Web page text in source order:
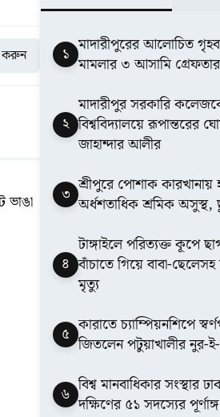
করুন
ভাঙা
১ মাদারীপুরের আলোচিত
মামলার ৩ আসামি গ্রেফতার
২
মাদারীপুর সরকারি
বিশ্ববিদ্যালয়ে রূপান্তরের
জাহান্দার আলীর
৩ শ্রীপুরে পোশাক কারখানায়
অর্ধশতাধিক শ্রমিক অসুস্থ,
৪
টাঙ্গাইলে পরিত্যক্ত কূপে
বাঁচাতে গিয়ে বাবা-
মৃত্যু
৫ কারাতে চ্যাম্পিয়নশিপে
জিতলেন পটুয়াখালীর নুর-ই-
৬ বিশ্ব মানবাধিকার সংস্থার
দক্ষিণের ৫১ সদস্যের